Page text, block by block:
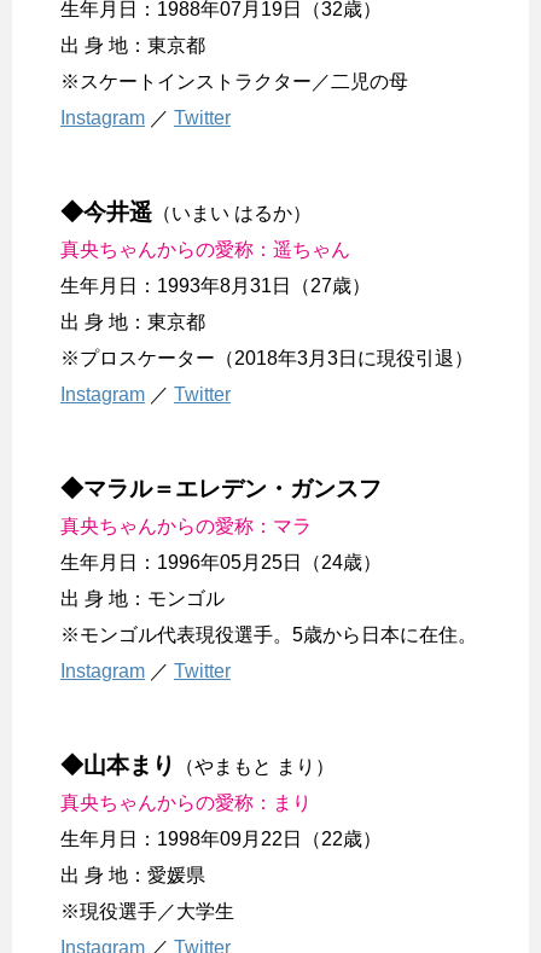
生年月日：1988年07月19日（32歳）
出 身 地：東京都
※スケートインストラクター／二児の母
Instagram ／ Twitter
◆今井遥 （いまい はるか）
真央ちゃんからの愛称：遥ちゃん
生年月日：1993年8月31日（27歳）
出 身 地：東京都
※プロスケーター（2018年3月3日に現役引退）
Instagram ／ Twitter
◆マラル＝エレデン・ガンスフ
真央ちゃんからの愛称：マラ
生年月日：1996年05月25日（24歳）
出 身 地：モンゴル
※モンゴル代表現役選手。5歳から日本に在住。
Instagram ／ Twitter
◆山本まり
（やまもと まり）
真央ちゃんからの愛称：まり
生年月日：1998年09月22日（22歳）
出 身 地：愛媛県
※現役選手／大学生
Instagram ／ Twitter